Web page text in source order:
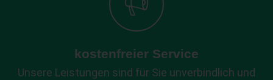
kostenfreier Service
Unsere Leistungen sind für Sie unverbindlich und